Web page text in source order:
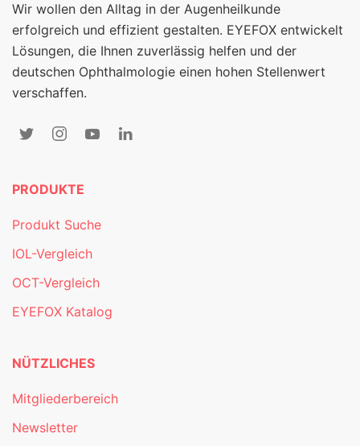
Wir wollen den Alltag in der Augenheilkunde
erfolgreich und effizient gestalten. EYEFOX entwickelt
Lösungen, die Ihnen zuverlässig helfen und der
deutschen Ophthalmologie einen hohen Stellenwert
verschaffen.
PRODUKTE
Produkt Suche
IOL-Vergleich
OCT-Vergleich
EYEFOX Katalog
NÜTZLICHES
Mitgliederbereich
Newsletter